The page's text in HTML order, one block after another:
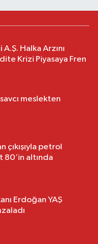
Halka Arzını
Krizi Piyasaya Fren
meslekten
çıkışıyla petrol
80’in altında
Erdoğan YAŞ